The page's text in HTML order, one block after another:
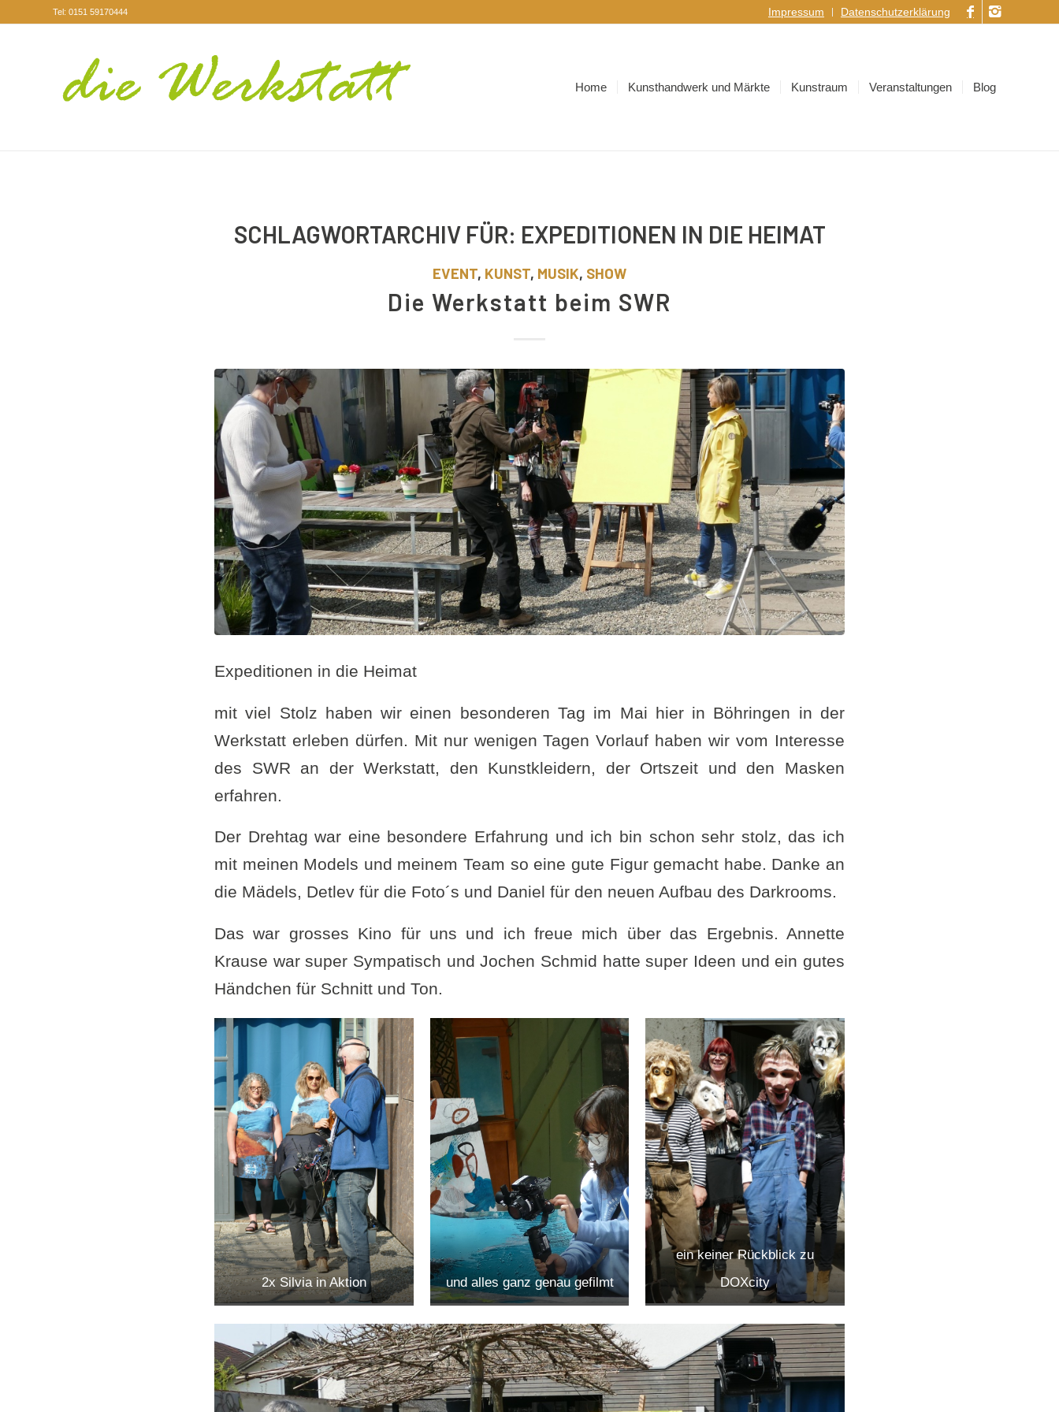
Impressum Datenschutzerklärung
Tel: 0151 59170444
Home Kunsthandwerk und Märkte Kunstraum Veranstaltungen Blog
SCHLAGWORTARCHIV FÜR: EXPEDITIONEN IN DIE HEIMAT
EVENT, KUNST, MUSIK, SHOW
Die Werkstatt beim SWR
Expeditionen in die Heimat
mit viel Stolz haben wir einen besonderen Tag im Mai hier in Böhringen in der
Werkstatt erleben dürfen. Mit nur wenigen Tagen Vorlauf haben wir vom Interesse
des SWR an der Werkstatt, den Kunstkleidern, der Ortszeit und den Masken
erfahren.
Der Drehtag war eine besondere Erfahrung und ich bin schon sehr stolz, das ich
mit meinen Models und meinem Team so eine gute Figur gemacht habe. Danke an
die Mädels, Detlev für die Foto´s und Daniel für den neuen Aufbau des Darkrooms.
Das war grosses Kino für uns und ich freue mich über das Ergebnis. Annette
Krause war super Sympatisch und Jochen Schmid hatte super Ideen und ein gutes
Händchen für Schnitt und Ton.
2x Silvia in Aktion und alles ganz genau gefilmt
ein keiner Rückblick zu
DOXcity